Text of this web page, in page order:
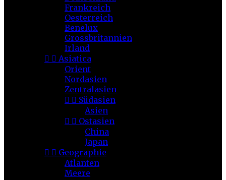
Frankreich
Oesterreich
Benelux
Grossbritannien
Irland
  Asiatica
Orient
Nordasien
Zentralasien
  Südasien
Asien
  Ostasien
China
Japan
  Geographie
Atlanten
Meere